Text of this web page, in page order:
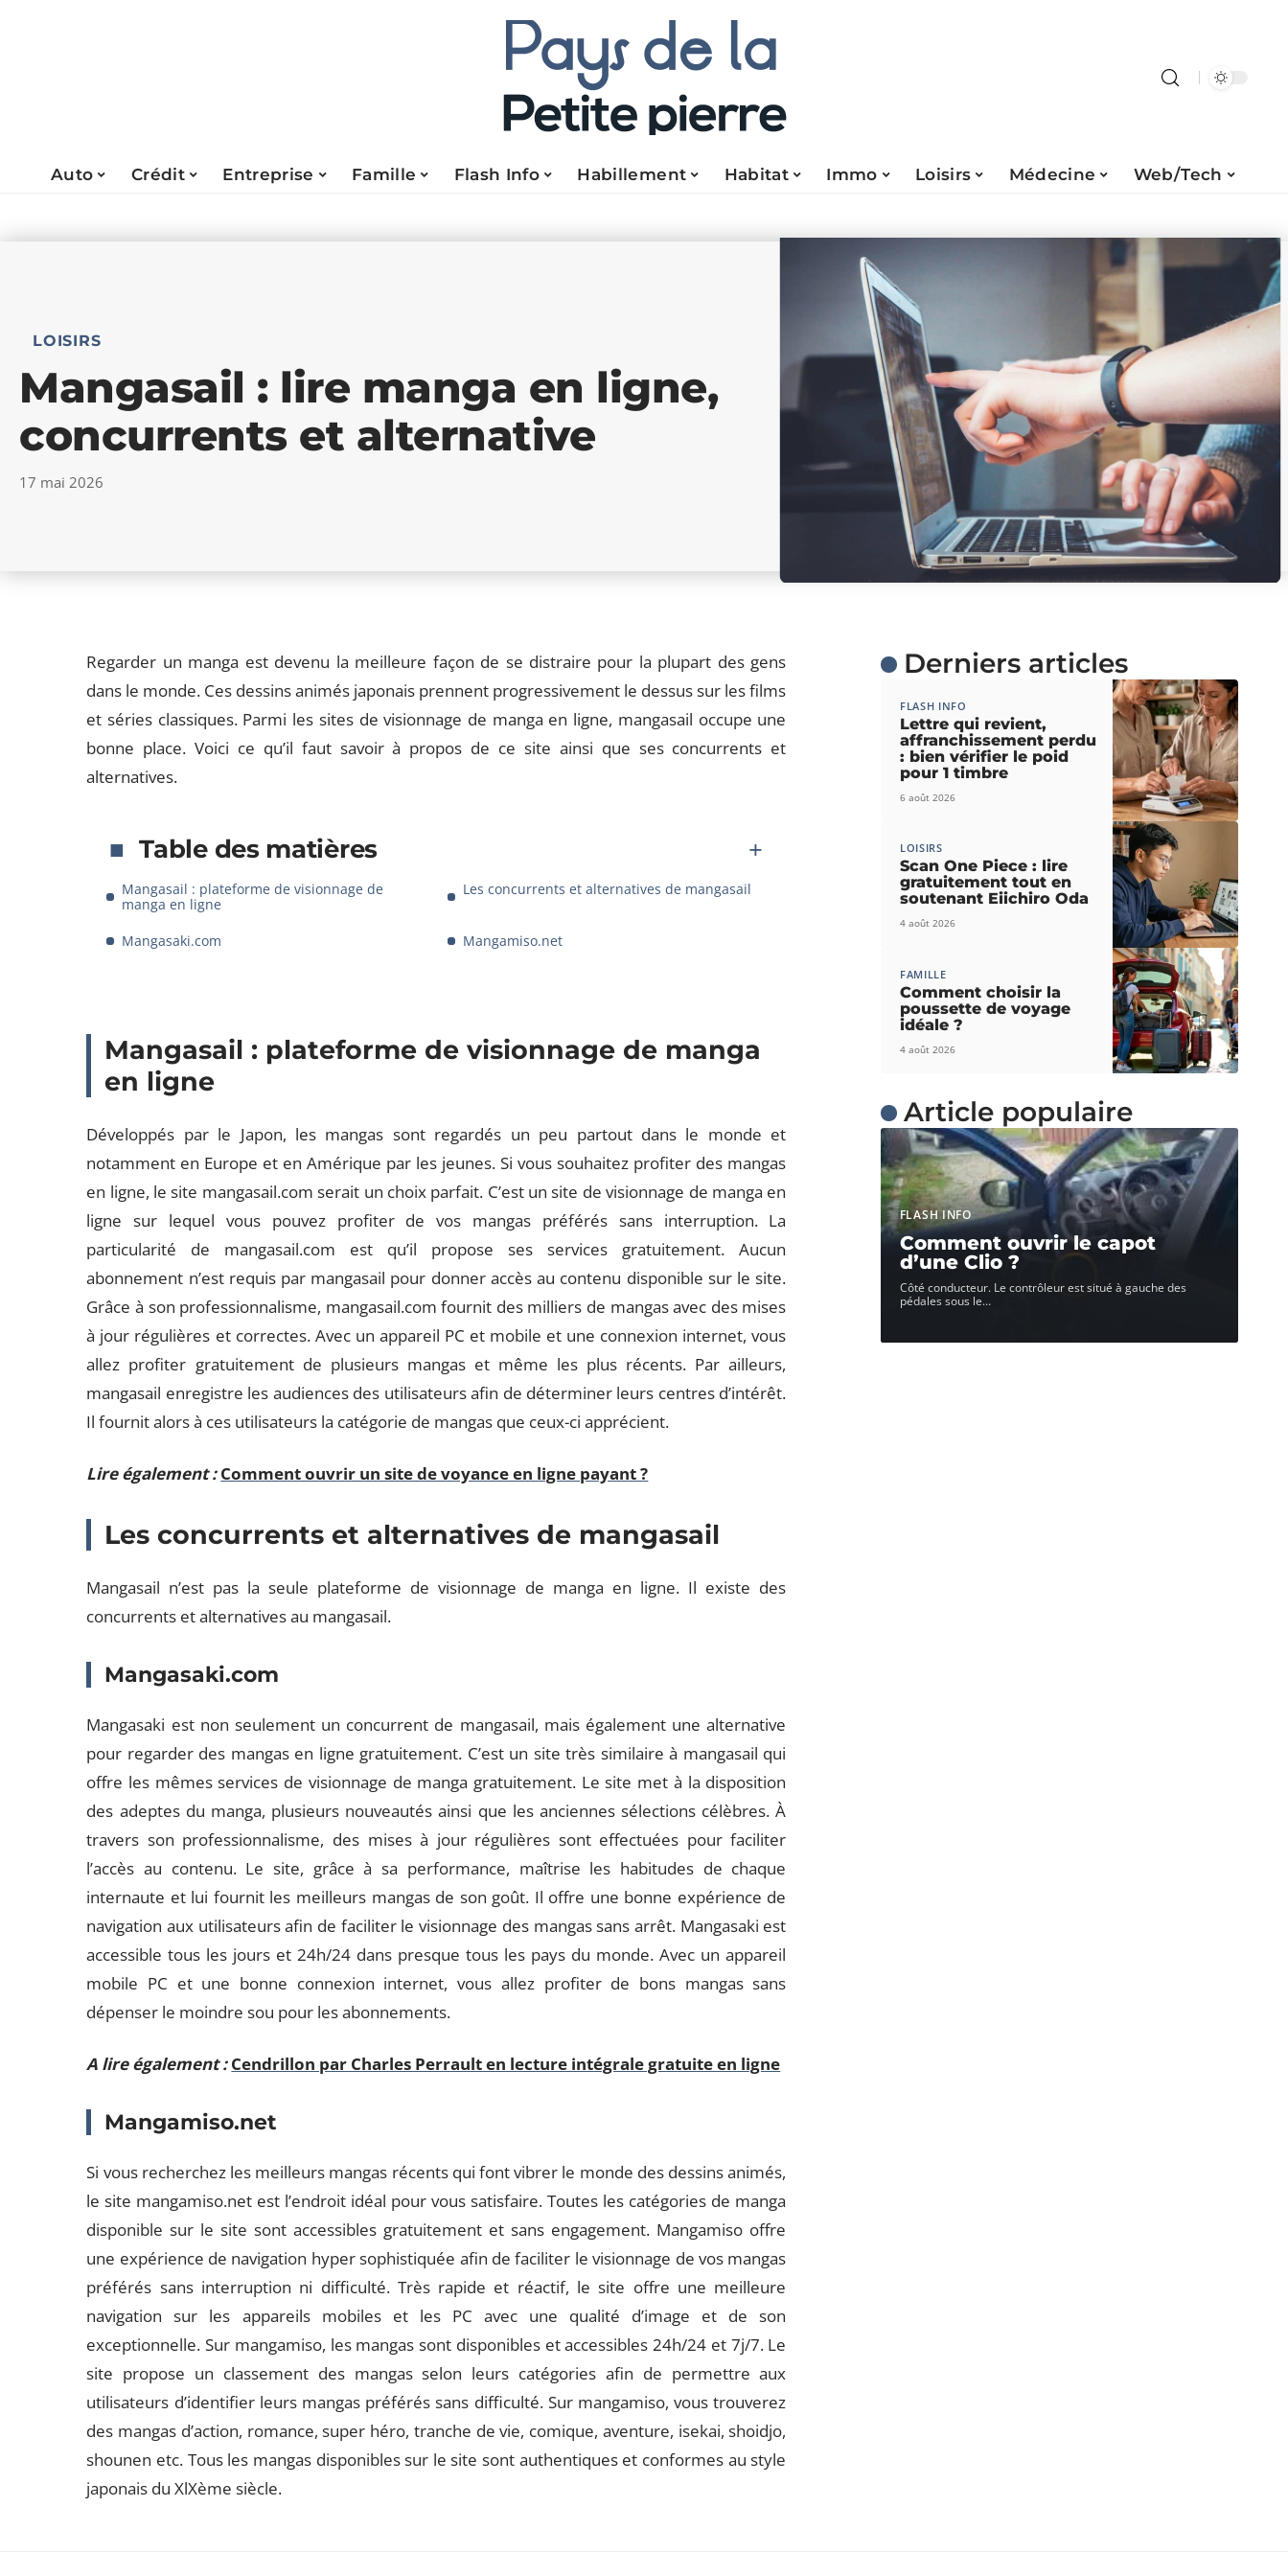
Auto Crédit Entreprise Famille Flash Info Habillement Habitat Immo Loisirs Médecine Web/Tech
LOISIRS
Mangasail : lire manga en ligne,
concurrents et alternative
17 mai 2026
Regarder un manga est devenu la meilleure façon de se distraire pour la plupart des gens
dans le monde. Ces dessins animés japonais prennent progressivement le dessus sur les films
et séries classiques. Parmi les sites de visionnage de manga en ligne, mangasail occupe une
bonne place. Voici ce qu’il faut savoir à propos de ce site ainsi que ses concurrents et
alternatives.
Table des matières
Mangasail : plateforme de visionnage de
manga en ligne
Les concurrents et alternatives de mangasail
Mangasaki.com Mangamiso.net
Mangasail : plateforme de visionnage de manga
en ligne
Développés par le Japon, les mangas sont regardés un peu partout dans le monde et
notamment en Europe et en Amérique par les jeunes. Si vous souhaitez profiter des mangas
en ligne, le site mangasail.com serait un choix parfait. C’est un site de visionnage de manga en
ligne sur lequel vous pouvez profiter de vos mangas préférés sans interruption. La
particularité de mangasail.com est qu’il propose ses services gratuitement. Aucun
abonnement n’est requis par mangasail pour donner accès au contenu disponible sur le site.
Grâce à son professionnalisme, mangasail.com fournit des milliers de mangas avec des mises
à jour régulières et correctes. Avec un appareil PC et mobile et une connexion internet, vous
allez profiter gratuitement de plusieurs mangas et même les plus récents. Par ailleurs,
mangasail enregistre les audiences des utilisateurs afin de déterminer leurs centres d’intérêt.
Il fournit alors à ces utilisateurs la catégorie de mangas que ceux-ci apprécient.
Lire également : Comment ouvrir un site de voyance en ligne payant ?
Les concurrents et alternatives de mangasail
Mangasail n’est pas la seule plateforme de visionnage de manga en ligne. Il existe des
concurrents et alternatives au mangasail.
Mangasaki.com
Mangasaki est non seulement un concurrent de mangasail, mais également une alternative
pour regarder des mangas en ligne gratuitement. C’est un site très similaire à mangasail qui
offre les mêmes services de visionnage de manga gratuitement. Le site met à la disposition
des adeptes du manga, plusieurs nouveautés ainsi que les anciennes sélections célèbres. À
travers son professionnalisme, des mises à jour régulières sont effectuées pour faciliter
l’accès au contenu. Le site, grâce à sa performance, maîtrise les habitudes de chaque
internaute et lui fournit les meilleurs mangas de son goût. Il offre une bonne expérience de
navigation aux utilisateurs afin de faciliter le visionnage des mangas sans arrêt. Mangasaki est
accessible tous les jours et 24h/24 dans presque tous les pays du monde. Avec un appareil
mobile PC et une bonne connexion internet, vous allez profiter de bons mangas sans
dépenser le moindre sou pour les abonnements.
A lire également : Cendrillon par Charles Perrault en lecture intégrale gratuite en ligne
Mangamiso.net
Si vous recherchez les meilleurs mangas récents qui font vibrer le monde des dessins animés,
le site mangamiso.net est l’endroit idéal pour vous satisfaire. Toutes les catégories de manga
disponible sur le site sont accessibles gratuitement et sans engagement. Mangamiso offre
une expérience de navigation hyper sophistiquée afin de faciliter le visionnage de vos mangas
préférés sans interruption ni difficulté. Très rapide et réactif, le site offre une meilleure
navigation sur les appareils mobiles et les PC avec une qualité d’image et de son
exceptionnelle. Sur mangamiso, les mangas sont disponibles et accessibles 24h/24 et 7j/7. Le
site propose un classement des mangas selon leurs catégories afin de permettre aux
utilisateurs d’identifier leurs mangas préférés sans difficulté. Sur mangamiso, vous trouverez
des mangas d’action, romance, super héro, tranche de vie, comique, aventure, isekai, shoidjo,
shounen etc. Tous les mangas disponibles sur le site sont authentiques et conformes au style
japonais du XlXème siècle.
Derniers articles
FLASH INFO
Lettre qui revient,
affranchissement perdu
: bien vérifier le poid
pour 1 timbre
6 août 2026
LOISIRS
Scan One Piece : lire
gratuitement tout en
soutenant Eiichiro Oda
4 août 2026
FAMILLE
Comment choisir la
poussette de voyage
idéale ?
4 août 2026
Article populaire
FLASH INFO
Comment ouvrir le capot
d’une Clio ?
Côté conducteur. Le contrôleur est situé à gauche des
pédales sous le…